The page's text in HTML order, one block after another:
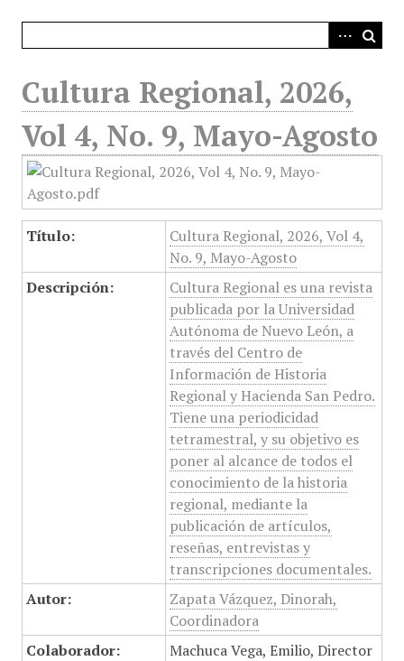
Cultura Regional, 2026,
Vol 4, No. 9, Mayo-Agosto
Título:
Cultura Regional, 2026, Vol 4,
No. 9, Mayo-Agosto
Descripción:
Cultura Regional es una revista
publicada por la Universidad
Autónoma de Nuevo León, a
través del Centro de
Información de Historia
Regional y Hacienda San Pedro.
Tiene una periodicidad
tetramestral, y su objetivo es
poner al alcance de todos el
conocimiento de la historia
regional, mediante la
publicación de artículos,
reseñas, entrevistas y
transcripciones documentales.
Autor:
Zapata Vázquez, Dinorah,
Coordinadora
Colaborador:
Machuca Vega, Emilio, Director